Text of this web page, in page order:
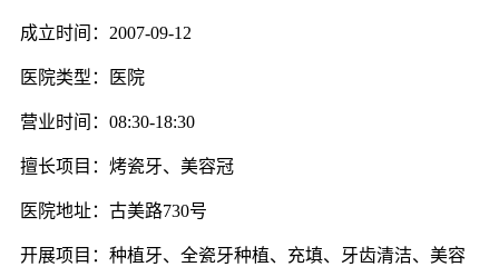
成立时间：2007-09-12
医院类型：医院
营业时间：08:30-18:30
擅长项目：烤瓷牙、美容冠
医院地址：古美路730号
开展项目：种植牙、全瓷牙种植、充填、牙齿清洁、美容